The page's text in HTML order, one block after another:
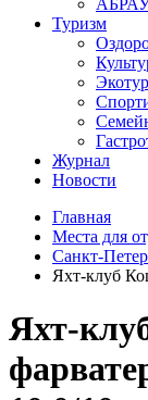
Туризм
Журнал
Новости
Главная
Места для
Санкт-
Яхт-клуб
Яхт-